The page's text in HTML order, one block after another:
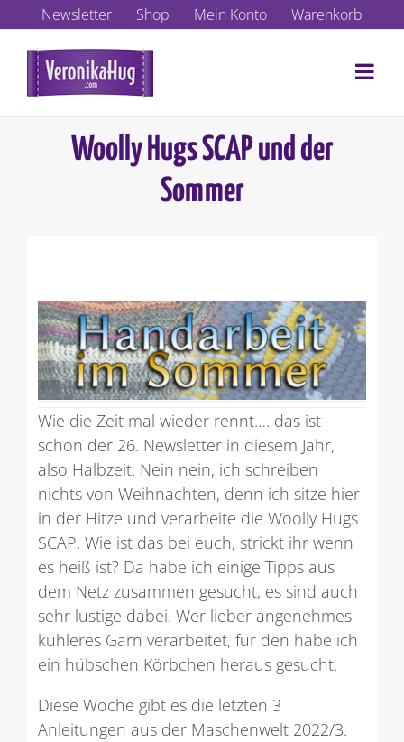
Inhalt
springen
Newsletter Shop Mein Konto Warenkorb
Woolly Hugs SCAP und der
Sommer
Wie die Zeit mal wieder rennt…. das ist
schon der 26. Newsletter in diesem Jahr,
also Halbzeit. Nein nein, ich schreiben
nichts von Weihnachten, denn ich sitze hier
in der Hitze und verarbeite die Woolly Hugs
SCAP. Wie ist das bei euch, strickt ihr wenn
es heiß ist? Da habe ich einige Tipps aus
dem Netz zusammen gesucht, es sind auch
sehr lustige dabei. Wer lieber angenehmes
kühleres Garn verarbeitet, für den habe ich
ein hübschen Körbchen heraus gesucht.
Diese Woche gibt es die letzten 3
Anleitungen aus der Maschenwelt 2022/3.